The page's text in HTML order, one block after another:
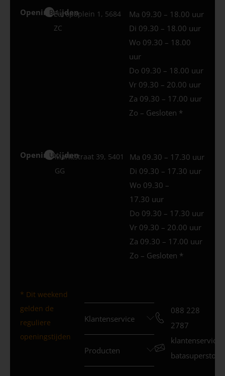
Openingstijden
Best
Europaplein 1, 5684
ZC
Ma 09.30 – 18.00 uur
Di 09.30 – 18.00 uur
Wo 09.30 – 18.00
uur
Do 09.30 – 18.00 uur
Vr 09.30 – 20.00 uur
Za 09.30 – 17.00 uur
Zo – Gesloten *
Openingstijden
Uden
Marktstraat 39, 5401
GG
Ma 09.30 – 17.30 uur
Di 09.30 – 17.30 uur
Wo 09.30 –
17.30 uur
Do 09.30 – 17.30 uur
Vr 09.30 – 20.00 uur
Za 09.30 – 17.00 uur
Zo – Gesloten *
* Dit weekend
gelden de
reguliere
openingstijden
Klantenservice
Producten
088 228
2787